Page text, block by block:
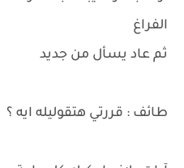
الفراغ
ثم عاد يسأل من جديد
طائف : قررتي هتقوليله ايه ؟